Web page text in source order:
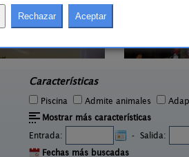
Europa
Características
Piscina Admite animales
Mostrar más características
Entrada:
- Salida:
Fechas más buscadas